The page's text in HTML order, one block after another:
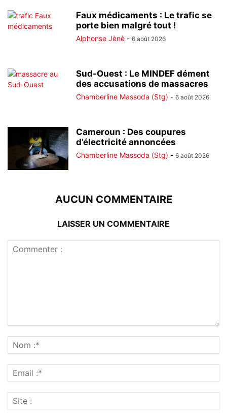
Faux médicaments : Le trafic se
porte bien malgré tout !
Alphonse Jènè - 6 août 2026
Sud-Ouest : Le MINDEF dément
des accusations de massacres
Chamberline Massoda (Stg) - 6 août 2026
Cameroun : Des coupures
d’électricité annoncées
Chamberline Massoda (Stg) - 6 août 2026
AUCUN COMMENTAIRE
LAISSER UN COMMENTAIRE